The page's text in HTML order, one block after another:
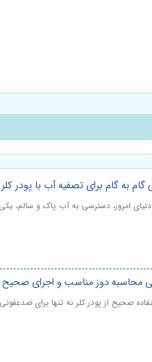
گام به گام برای تصفیه آب با پودر
دنیای امروز، دسترسی به آب پاک و
محاسبه دوز مناسب و اجرای
صحیح از پودر کلر نه تنها برای